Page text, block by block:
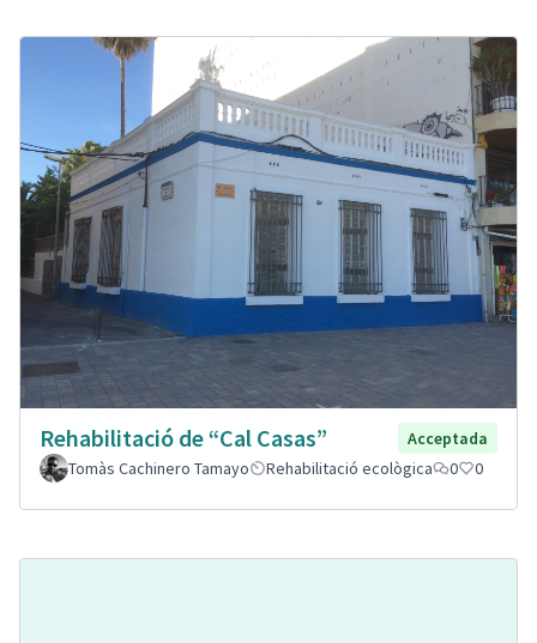
Rehabilitació de “Cal Casas”
Acceptada
Tomàs Cachinero Tamayo
Rehabilitació ecològica 0 0